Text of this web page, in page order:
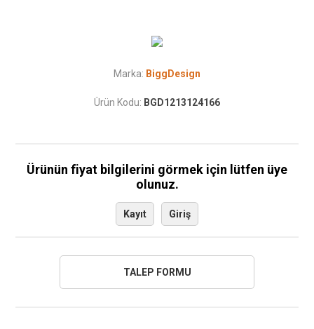
Marka: BiggDesign
Ürün Kodu: BGD1213124166
Ürünün fiyat bilgilerini görmek için lütfen üye
olunuz.
Kayıt Giriş